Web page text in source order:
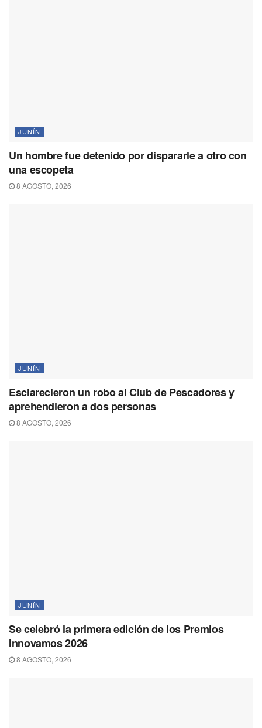
JUNÍN
Un hombre fue detenido por dispararle a otro con
una escopeta
8 AGOSTO, 2026
JUNÍN
Esclarecieron un robo al Club de Pescadores y
aprehendieron a dos personas
8 AGOSTO, 2026
JUNÍN
Se celebró la primera edición de los Premios
Innovamos 2026
8 AGOSTO, 2026